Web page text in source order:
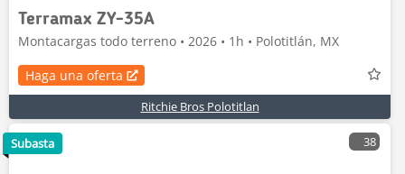
Terramax ZY-35A
Montacargas todo terreno • 2026 • 1h • Polotitlán, MX
Haga una oferta
Ritchie Bros Polotitlan
38
Subasta